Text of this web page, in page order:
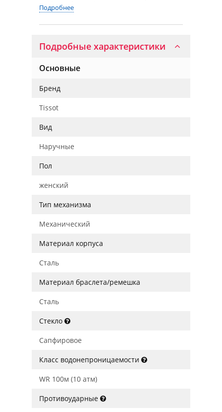
Подробнее
Подробные характеристики
Основные
Бренд
Tissot
Вид
Наручные
Пол
женский
Тип механизма
Механический
Материал корпуса
Сталь
Материал браслета/ремешка
Сталь
Стекло
Сапфировое
Класс водонепроницаемости
WR 100м (10 атм)
Противоударные